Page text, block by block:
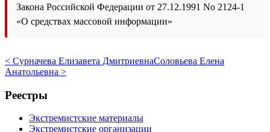
Закона Российской Федерации от 27.12.1991 No 2124-1
«О средствах массовой информации»
< Сурначева Елизавета ДмитриевнаСоловьева Елена
Анатольевна >
Реестры
Экстремистские материалы
Экстремистские организации